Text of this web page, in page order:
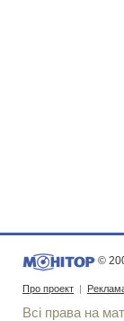
©
Про проект |
Всі права на